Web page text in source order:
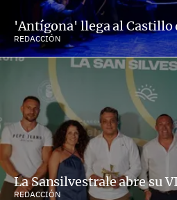
'Antígona' llega al Castillo
REDACCIÓN
La Sansilvestrale abre su
REDACCIÓN